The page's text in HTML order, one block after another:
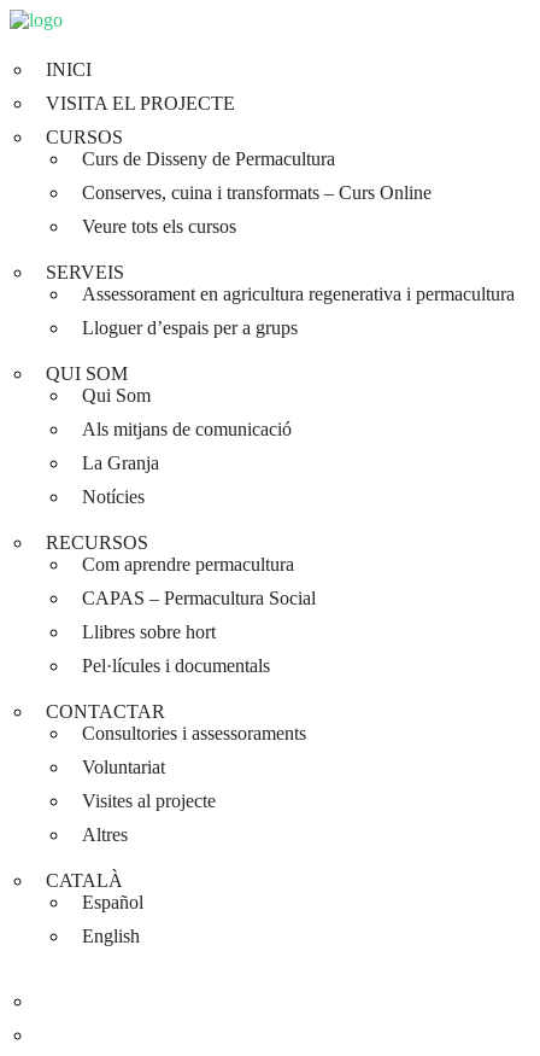
INICI
VISITA EL PROJECTE
CURSOS
Curs de Disseny de Permacultura
Conserves, cuina i transformats – Curs Online
Veure tots els cursos
SERVEIS
Assessorament en agricultura regenerativa i permacultura
Lloguer d’espais per a grups
QUI SOM
Qui Som
Als mitjans de comunicació
La Granja
Notícies
RECURSOS
Com aprendre permacultura
CAPAS – Permacultura Social
Llibres sobre hort
Pel·lícules i documentals
CONTACTAR
Consultories i assessoraments
Voluntariat
Visites al projecte
Altres
CATALÀ
Español
English